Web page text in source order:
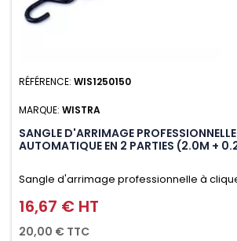
RÉFÉRENCE: WIS1250150
MARQUE: WISTRA
SANGLE D'ARRIMAGE
AUTOMATIQUE EN 2 PARTIES (2.0M +
Sangle d'arrimage professionnelle à
avec crochet S en 2 parties (2.0M + 0.2M /
rapide d'utilisation. Permet d'arrimer et de
Prix
16,67 € HT
20,00 € TTC